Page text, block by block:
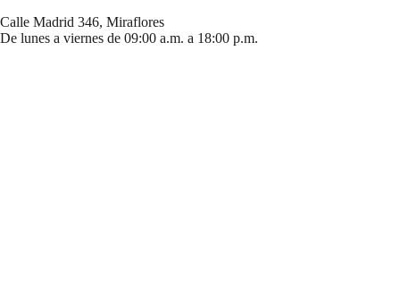
Calle Madrid 346, Miraflores
De lunes a viernes de 09:00 a.m. a 18:00 p.m.